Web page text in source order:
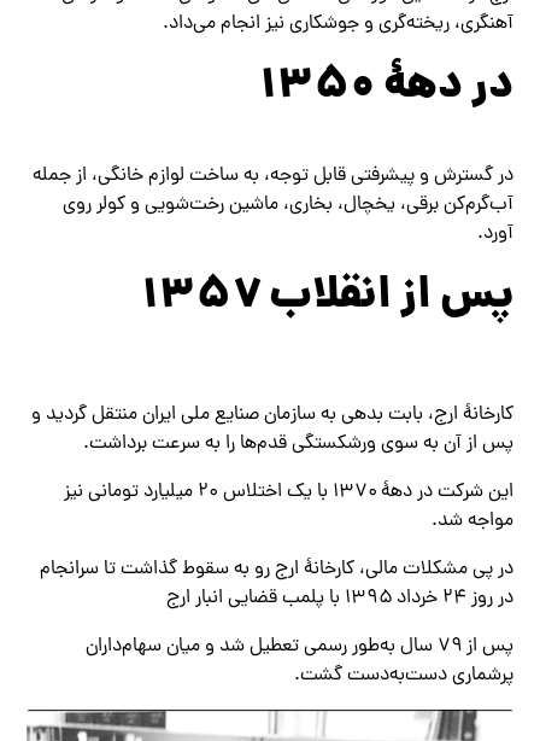
آهنگری، ریخته‌گری و جوشکاری نیز انجام می‌داد.
در دههٔ ۱۳۵۰
در گسترش و پیشرفتی قابل توجه، به ساخت لوازم خانگی، از جمله
آب‌گرم‌کن برقی، یخچال، بخاری، ماشین رخت‌شویی و کولر روی
آورد.
پس از انقلاب ۱۳۵۷
کارخانهٔ ارج، بابت بدهی به سازمان صنایع ملی ایران منتقل گردید و
پس از آن به سوی ورشکستگی قدم‌ها را به سرعت برداشت.
این شرکت در دههٔ ۱۳۷۰ با یک اختلاس ۲۰ میلیارد تومانی نیز
مواجه شد.
در پی مشکلات مالی، کارخانهٔ ارج رو به سقوط گذاشت تا سرانجام
در روز ۲۴ خرداد ۱۳۹۵ با پلمب قضایی انبار ارج
پس از ۷۹ سال به‌طور رسمی تعطیل شد و میان سهام‌داران
پرشماری دست‌به‌دست گشت.